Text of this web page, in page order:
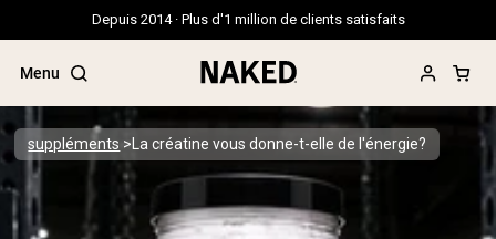
Depuis 2014 · Plus d'1 million de clients satisfaits
Menu
Termes de recherche populaires
suppléments La créatine vous donne-t-elle de l'énergie?